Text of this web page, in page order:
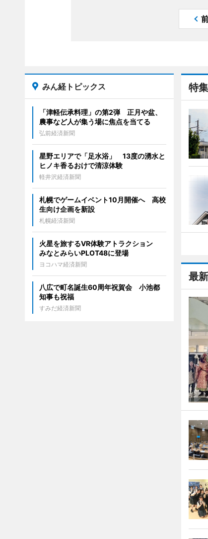
特集
最
みん経トピックス
「津軽伝承料理」の第2弾 正月や盆、
農事など人が集う場に焦点を当てる
弘前経済新聞
星野エリアで「足水浴」 13度の湧水と
ヒノキ香るおけで清涼体験
軽井沢経済新聞
札幌でゲームイベント10月開催へ 高校
生向け企画を新設
札幌経済新聞
火星を旅するVR体験アトラクション
みなとみらいPLOT48に登場
ヨコハマ経済新聞
八広で町名誕生60周年祝賀会 小池都
知事も祝福
すみだ経済新聞